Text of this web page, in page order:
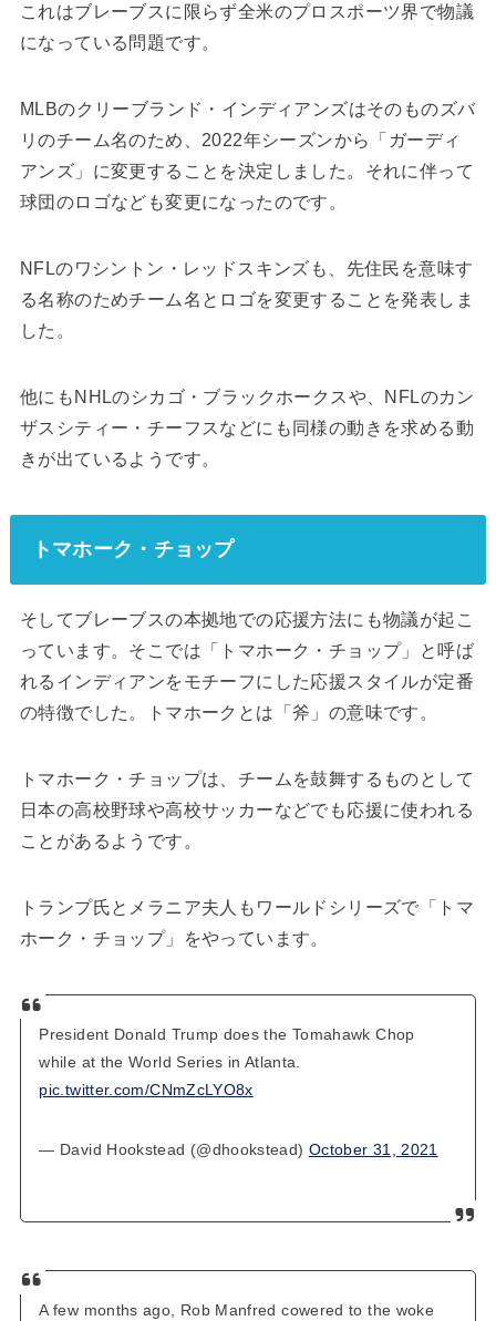
これはブレーブスに限らず全米のプロスポーツ界で物議
になっている問題です。
MLBのクリーブランド・インディアンズはそのものズバ
リのチーム名のため、2022年シーズンから「ガーディ
アンズ」に変更することを決定しました。それに伴って
球団のロゴなども変更になったのです。
NFLのワシントン・レッドスキンズも、先住民を意味す
る名称のためチーム名とロゴを変更することを発表しま
した。
他にもNHLのシカゴ・ブラックホークスや、NFLのカン
ザスシティー・チーフスなどにも同様の動きを求める動
きが出ているようです。
トマホーク・チョップ
そしてブレーブスの本拠地での応援方法にも物議が起こ
っています。そこでは「トマホーク・チョップ」と呼ば
れるインディアンをモチーフにした応援スタイルが定番
の特徴でした。トマホークとは「斧」の意味です。
トマホーク・チョップは、チームを鼓舞するものとして
日本の高校野球や高校サッカーなどでも応援に使われる
ことがあるようです。
トランプ氏とメラニア夫人もワールドシリーズで「トマ
ホーク・チョップ」をやっています。
President Donald Trump does the Tomahawk Chop
while at the World Series in Atlanta.
pic.twitter.com/CNmZcLYO8x
— David Hookstead (@dhookstead) October 31, 2021
A few months ago, Rob Manfred cowered to the woke